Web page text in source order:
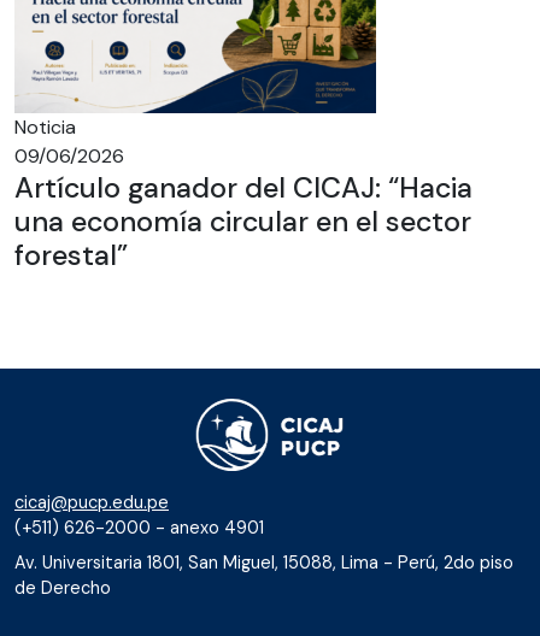
Noticia
09/06/2026
Artículo ganador del CICAJ: “Hacia
una economía circular en el sector
forestal”
cicaj@pucp.edu.pe
(+511) 626-2000 - anexo 4901
Av. Universitaria 1801, San Miguel, 15088, Lima - Perú, 2do piso
de Derecho